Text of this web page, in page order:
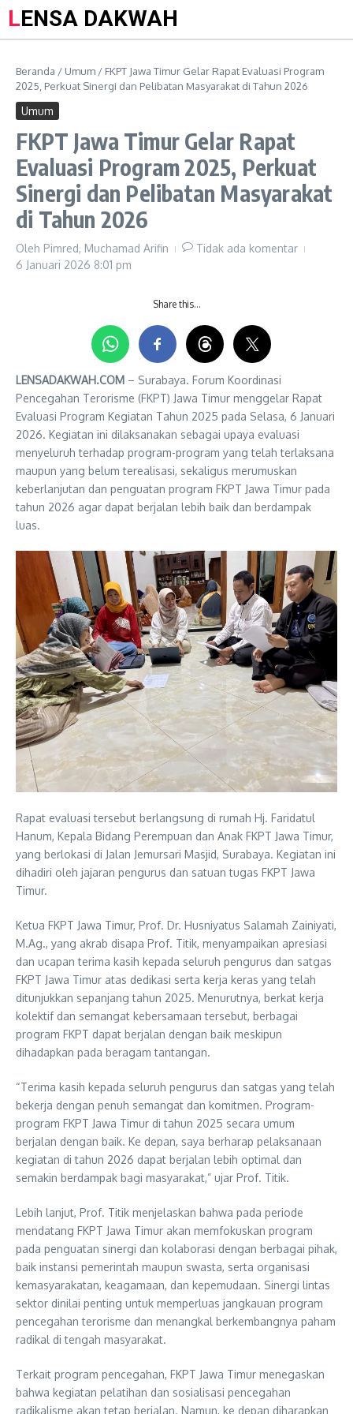
LENSA DAKWAH
Beranda / Umum / FKPT Jawa Timur Gelar Rapat Evaluasi Program
2025, Perkuat Sinergi dan Pelibatan Masyarakat di Tahun 2026
Umum
FKPT Jawa Timur Gelar Rapat
Evaluasi Program 2025, Perkuat
Sinergi dan Pelibatan Masyarakat
di Tahun 2026
Oleh Pimred, Muchamad Arifin
Tidak ada komentar
6 Januari 2026 8:01 pm
Share this…
LENSADAKWAH.COM – Surabaya. Forum Koordinasi
Pencegahan Terorisme (FKPT) Jawa Timur menggelar Rapat
Evaluasi Program Kegiatan Tahun 2025 pada Selasa, 6 Januari
2026. Kegiatan ini dilaksanakan sebagai upaya evaluasi
menyeluruh terhadap program-program yang telah terlaksana
maupun yang belum terealisasi, sekaligus merumuskan
keberlanjutan dan penguatan program FKPT Jawa Timur pada
tahun 2026 agar dapat berjalan lebih baik dan berdampak
luas.
Rapat evaluasi tersebut berlangsung di rumah Hj. Faridatul
Hanum, Kepala Bidang Perempuan dan Anak FKPT Jawa Timur,
yang berlokasi di Jalan Jemursari Masjid, Surabaya. Kegiatan ini
dihadiri oleh jajaran pengurus dan satuan tugas FKPT Jawa
Timur.
Ketua FKPT Jawa Timur, Prof. Dr. Husniyatus Salamah Zainiyati,
M.Ag., yang akrab disapa Prof. Titik, menyampaikan apresiasi
dan ucapan terima kasih kepada seluruh pengurus dan satgas
FKPT Jawa Timur atas dedikasi serta kerja keras yang telah
ditunjukkan sepanjang tahun 2025. Menurutnya, berkat kerja
kolektif dan semangat kebersamaan tersebut, berbagai
program FKPT dapat berjalan dengan baik meskipun
dihadapkan pada beragam tantangan.
“Terima kasih kepada seluruh pengurus dan satgas yang telah
bekerja dengan penuh semangat dan komitmen. Program-
program FKPT Jawa Timur di tahun 2025 secara umum
berjalan dengan baik. Ke depan, saya berharap pelaksanaan
kegiatan di tahun 2026 dapat berjalan lebih optimal dan
semakin berdampak bagi masyarakat,” ujar Prof. Titik.
Lebih lanjut, Prof. Titik menjelaskan bahwa pada periode
mendatang FKPT Jawa Timur akan memfokuskan program
pada penguatan sinergi dan kolaborasi dengan berbagai pihak,
baik instansi pemerintah maupun swasta, serta organisasi
kemasyarakatan, keagamaan, dan kepemudaan. Sinergi lintas
sektor dinilai penting untuk memperluas jangkauan program
pencegahan terorisme dan menangkal berkembangnya paham
radikal di tengah masyarakat.
Terkait program pencegahan, FKPT Jawa Timur menegaskan
bahwa kegiatan pelatihan dan sosialisasi pencegahan
radikalisme akan tetap berjalan. Namun, ke depan diharapkan